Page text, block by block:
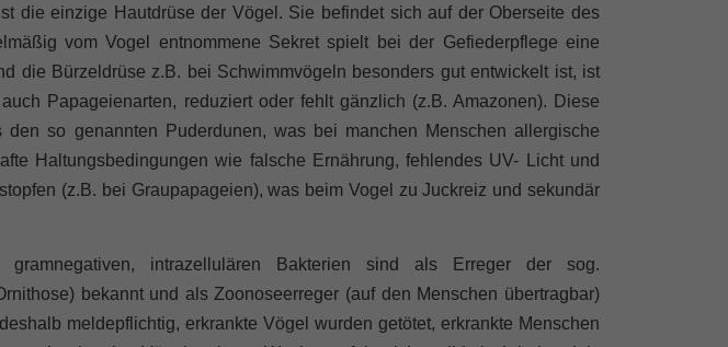
die einzige Hautdrüse der Vögel. Sie befindet sich auf der Oberseite des
vom Vogel entnommene Sekret spielt bei der Gefiederpflege eine
die Bürzeldrüse z.B. bei Schwimmvögeln besonders gut entwickelt ist, ist
Papageienarten, reduziert oder fehlt gänzlich (z.B. Amazonen). Diese
den so genannten Puderdunen, was bei manchen Menschen allergische
Haltungsbedingungen wie falsche Ernährung, fehlendes UV- Licht und
(z.B. bei Graupapageien), was beim Vogel zu Juckreiz und sekundär
gramnegativen, intrazellulären Bakterien sind als Erreger der sog.
bekannt und als Zoonoseerreger (auf den Menschen übertragbar)
meldepflichtig, erkrankte Vögel wurden getötet, erkrankte Menschen